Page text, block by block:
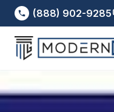
(888) 902-9285